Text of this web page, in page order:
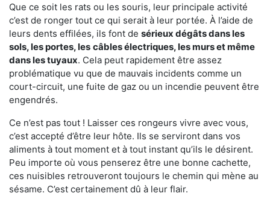
Que ce soit les rats ou les souris, leur principale activité
c’est de ronger tout ce qui serait à leur portée. À l’aide de
leurs dents effilées, ils font de sérieux dégâts dans les
sols, les portes, les câbles électriques, les murs et même
dans les tuyaux. Cela peut rapidement être assez
problématique vu que de mauvais incidents comme un
court-circuit, une fuite de gaz ou un incendie peuvent être
engendrés.
Ce n’est pas tout ! Laisser ces rongeurs vivre avec vous,
c’est accepté d’être leur hôte. Ils se serviront dans vos
aliments à tout moment et à tout instant qu’ils le désirent.
Peu importe où vous penserez être une bonne cachette,
ces nuisibles retrouveront toujours le chemin qui mène au
sésame. C’est certainement dû à leur flair.